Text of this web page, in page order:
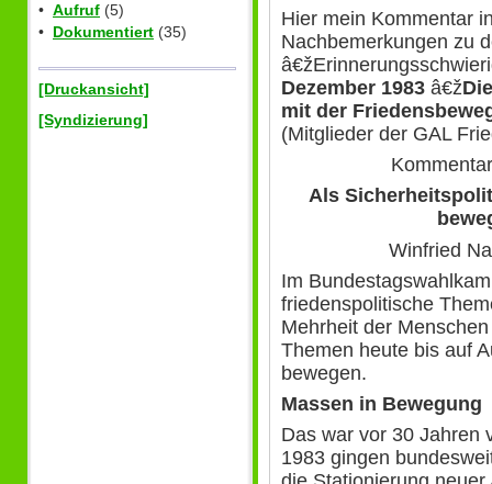
• Aufruf (5)
• Dokumentiert (35)
[Druckansicht]
[Syndizierung]
Hier mein Kommentar
Nachbemerkungen zu
Dezember 1983 â€ž
mit der
(Mitglieder der GAL
Als
Winfried
Im
friedenspolitische
Mehrheit der
Themen heute bis auf
bewegen.
Massen in Bewegung
Das war vor 30 Jahren
1983 gingen